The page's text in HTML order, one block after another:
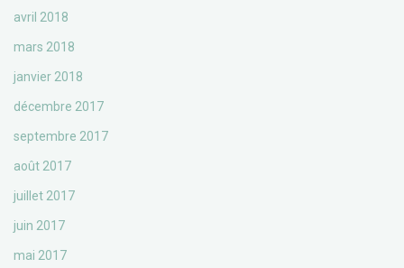
avril 2018
mars 2018
janvier 2018
décembre 2017
septembre 2017
août 2017
juillet 2017
juin 2017
mai 2017